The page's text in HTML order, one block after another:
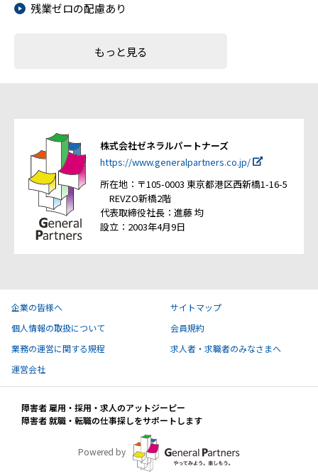
残業ゼロの配慮あり
もっと見る
株式会社ゼネラルパートナーズ
https://www.generalpartners.co.jp/
所在地：〒105-0003 東京都港区西新橋1-16-5
REVZO新橋2階
代表取締役社長：進藤 均
設立：2003年4月9日
企業の皆様へ
サイトマップ
個人情報の取扱について
会員規約
業務の運営に関する規程
求人者・求職者のみなさまへ
運営会社
障害者 雇用・採用・求人のアットジーピー
障害者 就職・転職の仕事探しをサポートします
Powered by